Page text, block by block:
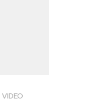
VIDEO